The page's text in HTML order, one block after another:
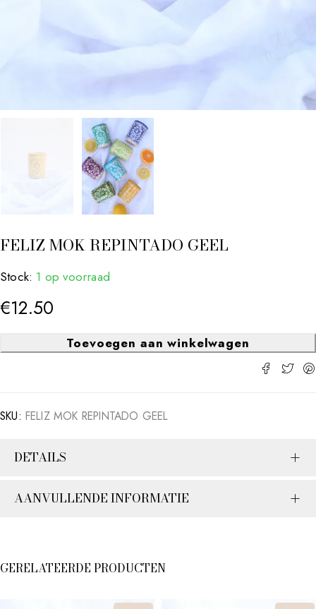
FELIZ MOK REPINTADO GEEL
Stock: 1 op voorraad
€12.50
Toevoegen aan winkelwagen
SKU: FELIZ MOK REPINTADO GEEL
DETAILS
AANVULLENDE INFORMATIE
GERELATEERDE PRODUCTEN